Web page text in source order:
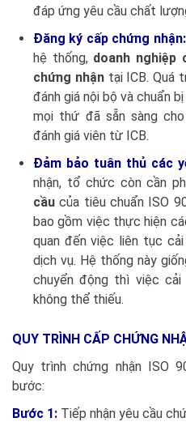
đáp ứng yêu cầu chất
Đăng ký cấp chứng nhận:
hệ thống, doanh nghiệp
chứng nhậntại ICB. Quá
đánh giá nội bộ và chuẩn
mọi thứ đã sẵn sàng
đánh giá viên từ ICB.
Đảm bảo tuân thủ các
nhận, tổ chức còn cần
cầu của tiêu chuẩn ISO
bao gồm việc thực hiện
quan đến việc liên tục
dịch vụ. Hệ thống này
chuyển động thì việc
không thể thiếu.
QUY TRÌNH CẤP CHỨNG
Quy trình chứng nhận ISO
bước:
Bước 1: Tiếp nhận yêu cầu